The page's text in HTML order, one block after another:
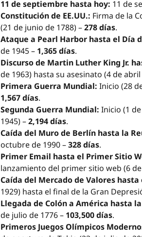
11 de septiembre hasta hoy: 11 de
Constitución de EE.UU.: Firma de la
(21 de junio de 1788) –278 días.
Ataque a Pearl Harbor hasta el Día
de 1945 – 1,365 días.
Discurso de Martin Luther King Jr.
de 1963) hasta su asesinato (4 de abril
Primera Guerra Mundial: Inicio (28
1,567 días.
Segunda Guerra Mundial: Inicio (1
1945) –2,194 días.
Caída del Muro de Berlín hasta la
octubre de 1990 –328 días.
Primer Email hasta el Primer Sitio
lanzamiento del primer sitio web (6
Caída del Mercado de Valores
1929) hasta el final de la Gran
Llegada de Colón a América hasta
de julio de 1776 – 103,500 días.
Primeros Juegos Olímpicos